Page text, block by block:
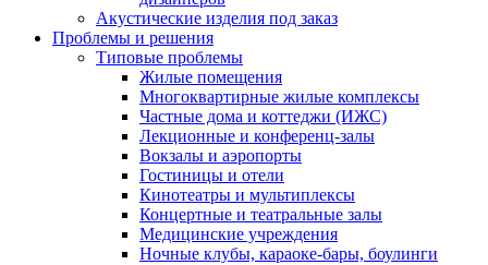
Акустические изделия под заказ
Проблемы и решения
Типовые проблемы
Жилые помещения
Многоквартирные жилые комплексы
Частные дома и коттеджи (ИЖС)
Лекционные и конференц-залы
Вокзалы и аэропорты
Гостиницы и отели
Кинотеатры и мультиплексы
Концертные и театральные залы
Медицинские учреждения
Ночные клубы, караоке-бары, боулинги